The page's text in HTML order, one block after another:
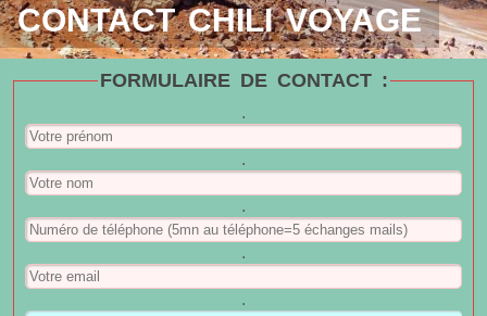
CONTACT CHILI VOYAGE
FORMULAIRE DE CONTACT :
.
.
.
.
.